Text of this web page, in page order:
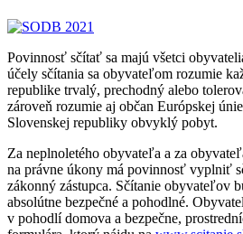
Povinnosť sčítať sa majú všetci
účely sčítania sa obyvateľom rozumie
republike trvalý, prechodný alebo
zároveň rozumie aj občan Európskej
Slovenskej republiky obvyklý pobyt.
Za neplnoletého obyvateľa a za
na právne úkony má povinnosť vyplniť
zákonný zástupca. Sčítanie obyvateľov
absolútne bezpečné a pohodlné.
v pohodlí domova a bezpečne,